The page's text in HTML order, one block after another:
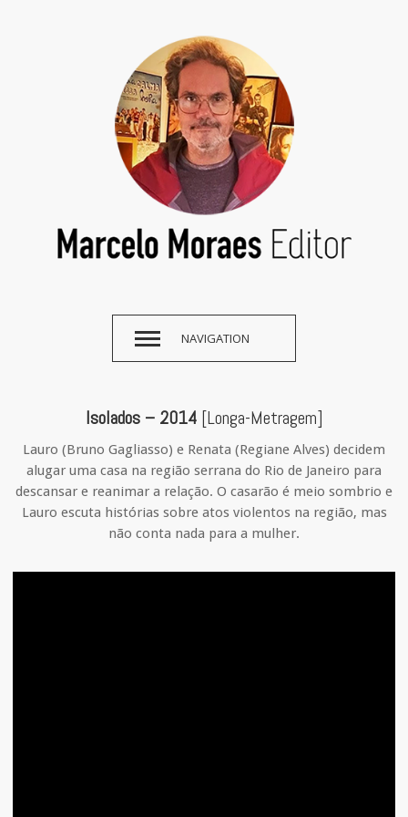
NAVIGATION
Isolados – 2014 [Longa-Metragem]
Lauro (Bruno Gagliasso) e Renata (Regiane Alves) decidem
alugar uma casa na região serrana do Rio de Janeiro para
descansar e reanimar a relação. O casarão é meio sombrio e
Lauro escuta histórias sobre atos violentos na região, mas
não conta nada para a mulher.